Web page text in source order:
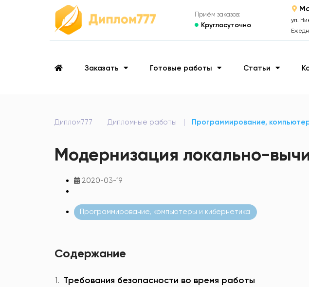
Приём заказов:
Круглосуточно
ул.
Заказать Готовые работы Статьи
Диплом777 | Дипломные работы | Программирование,
Модернизация локально-
2020-03-19
Программирование, компьютеры и кибернетика
Содержание
Требования безопасности во время работы